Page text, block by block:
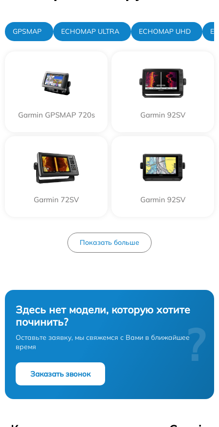
GPSMAP ECHOMAP ULTRA ECHOMAP UHD
Garmin GPSMAP 720s Garmin 92SV
Garmin 72SV Garmin 92SV
Показать больше
Здесь нет модели, которую хотите
починить?
Оставьте заявку, мы свяжемся с Вами в ближайшее
время
Заказать звонок
?